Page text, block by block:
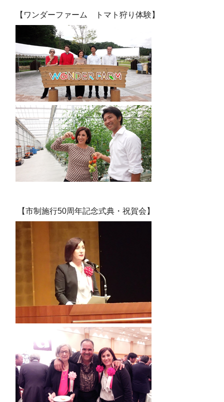
【ワンダーファーム トマト狩り体験】
【市制施行50周年記念式典・祝賀会】